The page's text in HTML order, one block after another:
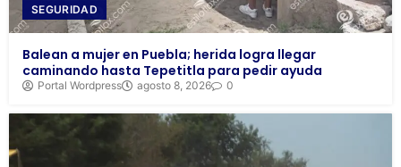
SEGURIDAD
Balean a mujer en Puebla; herida logra llegar
caminando hasta Tepetitla para pedir ayuda
Portal Wordpress agosto 8, 2026 0